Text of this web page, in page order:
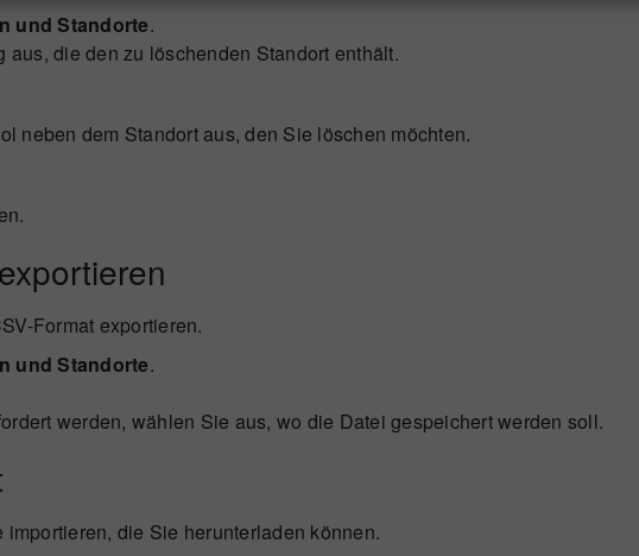
und Standorte.
die den zu löschenden Standort enthält.
neben dem Standort aus, den Sie löschen möchten.
Format exportieren.
und Standorte.
werden, wählen Sie aus, wo die Datei gespeichert werden soll.
die Sie herunterladen können.